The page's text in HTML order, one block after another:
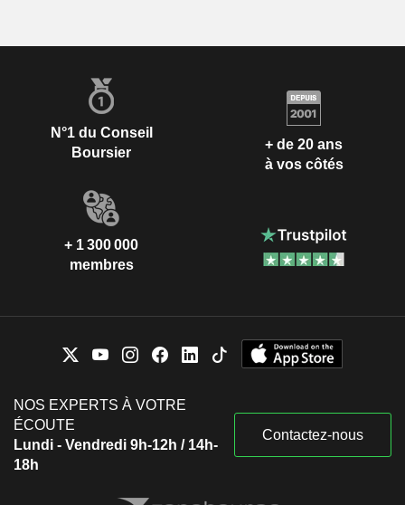
N°1 du Conseil
Boursier
+ de 20 ans
à vos côtés
+ 1 300 000
membres
NOS EXPERTS À VOTRE
ÉCOUTE
Lundi - Vendredi 9h-12h / 14h-
18h
Contactez-nous